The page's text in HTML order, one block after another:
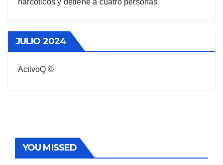
narcóticos y detiene a cuatro personas
JULIO 2024
ActivoQ ©
YOU MISSED